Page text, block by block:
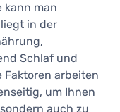
kann man
in der
Schlaf und
Faktoren arbeiten
um Ihnen
auch zu